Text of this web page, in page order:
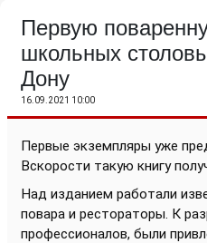
Первую
школьных
Дону
16.09.2021 10:00
Первые экземпляры уже
Вскорости такую книгу
Над изданием работали
повара и рестораторы. К
профессионалов, были